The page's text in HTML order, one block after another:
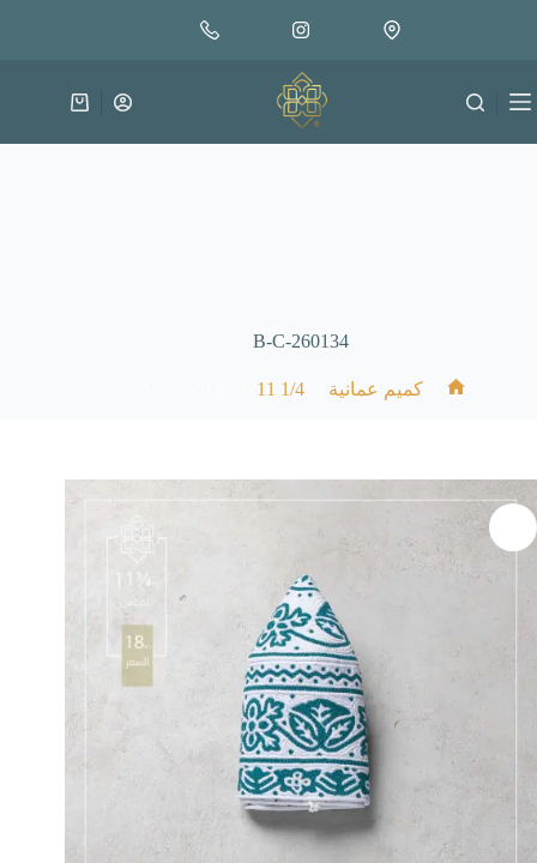
متوفر في المخزون
إضافة إلى السلة
عربة
B-C-260134
كميم عمانية 1/4 11